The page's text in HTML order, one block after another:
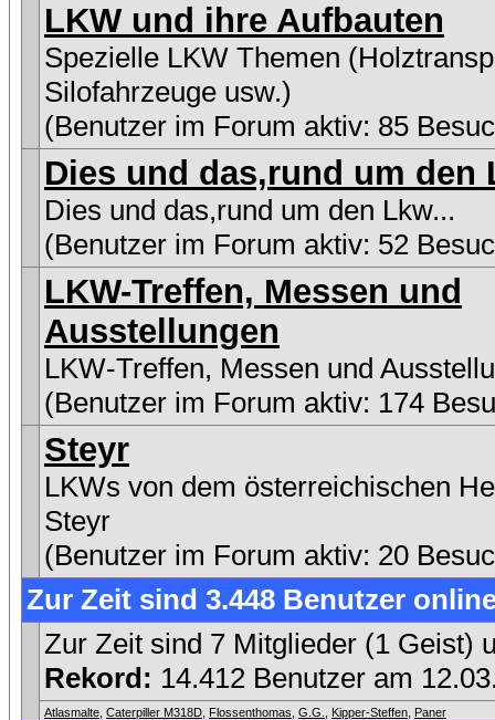
LKW und ihre Aufbauten
Spezielle LKW Themen
Silofahrzeuge usw.)
(Benutzer im Forum aktiv: 85
Dies und das,rund um den
Dies und das,rund um den Lkw...
(Benutzer im Forum aktiv: 52
LKW-Treffen, Messen und
Ausstellungen
LKW-Treffen, Messen und
(Benutzer im Forum aktiv: 174
Steyr
LKWs von dem österreichischen
Steyr
(Benutzer im Forum aktiv: 20
Zur Zeit sind 3.448 Benutzer
Zur Zeit sind 7 Mitglieder (1 Geist)
Rekord: 14.412 Benutzer am
Atlasmalte Caterpiller M318D Flossenthomas G.G. Kipper-Steffen Paner